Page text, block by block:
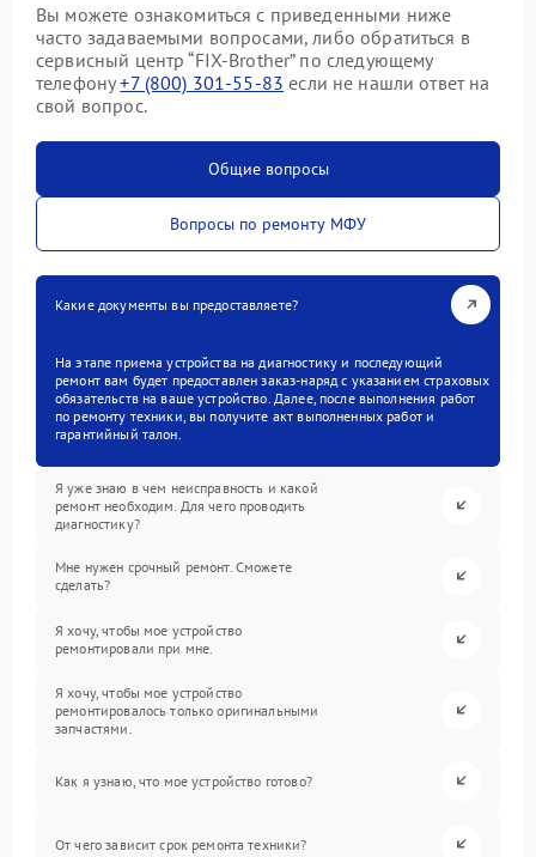
Вы можете ознакомиться с приведенными ниже
часто задаваемыми вопросами, либо обратиться в
сервисный центр “FIX-Brother” по следующему
телефону+7 (800) 301-55-83 если не нашли ответ на
свой вопрос.
Общие вопросы
Вопросы по ремонту МФУ
Какие документы вы предоставляете?
На этапе приема устройства на диагностику и последующий
ремонт вам будет предоставлен заказ-наряд с указанием страховых
обязательств на ваше устройство. Далее, после выполнения работ
по ремонту техники, вы получите акт выполненных работ и
гарантийный талон.
Я уже знаю в чем неисправность и какой
ремонт необходим. Для чего проводить
диагностику?
Мне нужен срочный ремонт. Сможете
сделать?
Я хочу, чтобы мое устройство
ремонтировали при мне.
Я хочу, чтобы мое устройство
ремонтировалось только оригинальными
запчастями.
Как я узнаю, что мое устройство готово?
От чего зависит срок ремонта техники?